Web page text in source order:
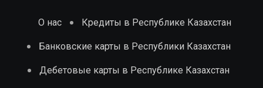
О нас Кредиты в Республике Казахстан
Банковские карты в Республики Казахстан
Дебетовые карты в Республике Казахстан